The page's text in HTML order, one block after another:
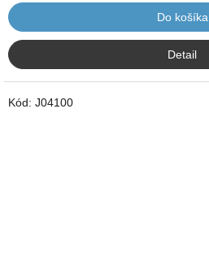
Do košíka
Detail
Kód: J04100